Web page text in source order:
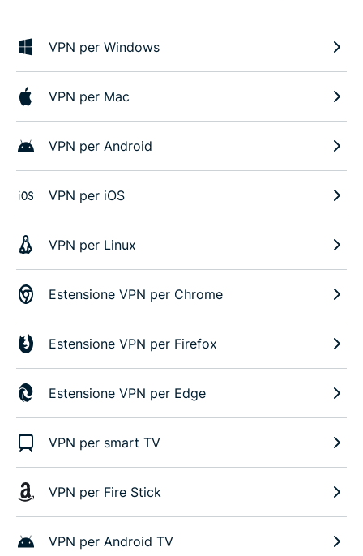
VPN per Windows
VPN per Mac
VPN per Android
VPN per iOS
VPN per Linux
Estensione VPN per Chrome
Estensione VPN per Firefox
Estensione VPN per Edge
VPN per smart TV
VPN per Fire Stick
VPN per Android TV